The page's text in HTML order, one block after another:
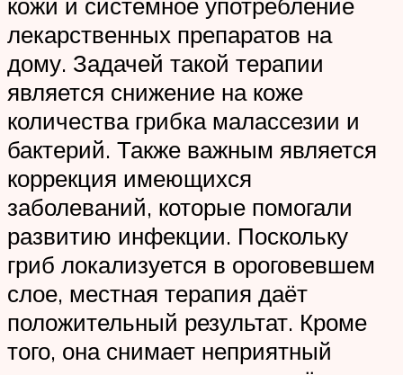
лекарственных препаратов на
дому. Задачей такой терапии
является снижение на коже
количества грибка малассезии и
бактерий. Также важным является
коррекция имеющихся
заболеваний, которые помогали
развитию инфекции. Поскольку
гриб локализуется в ороговевшем
слое, местная терапия даёт
положительный результат. Кроме
того, она снимает неприятный